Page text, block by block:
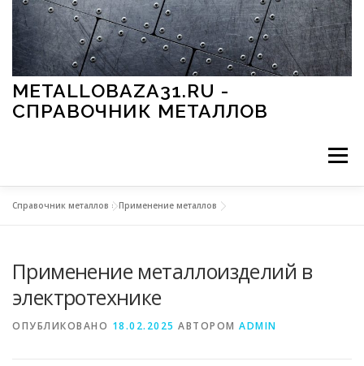
Перейти к содержимому
METALLOBAZA31.RU -
СПРАВОЧНИК МЕТАЛЛОВ
Меню
МЕТАЛЛЫ И ОКРУЖАЮЩАЯ СРЕДА
Справочник металлов »Применение металлов
Применение металлоизделий в
электротехнике
ОПУБЛИКОВАНО 18.02.2025 АВТОРОМ ADMIN